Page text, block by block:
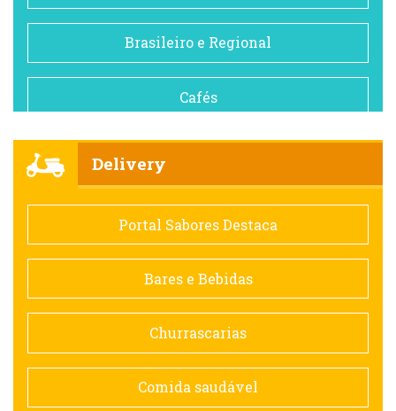
Brasileiro e Regional
Cafés
Comida saudável
Contemporânea
Doceria
Espanhola
Delivery
Portal Sabores Destaca
Bares e Bebidas
Churrascarias
Comida saudável